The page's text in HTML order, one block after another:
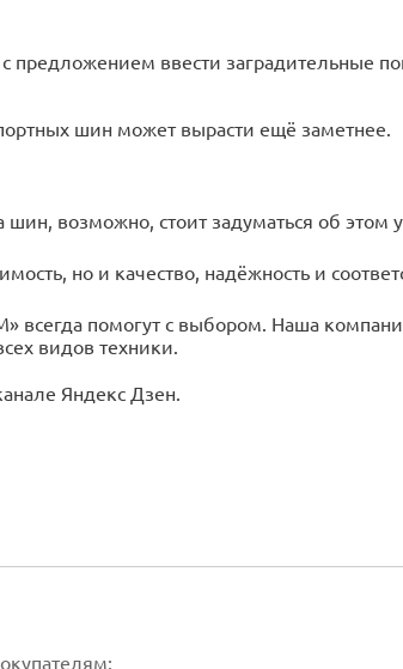
предложением ввести заградительные
шин может вырасти ещё заметнее.
шин, возможно, стоит задуматься об
но и качество, надёжность и
всегда помогут с выбором. Наша
видов техники.
Яндекс Дзен.